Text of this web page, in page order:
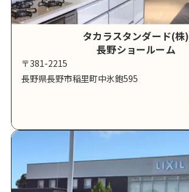
タカラスタンダード(株)
長野ショールーム
〒381-2215
長野県長野市稲里町中氷鉋595